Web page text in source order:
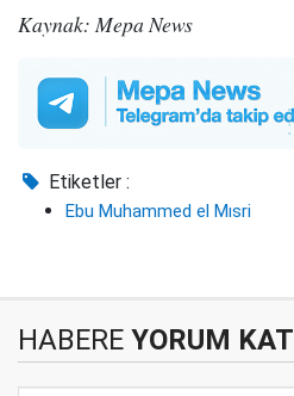
Kaynak: Mepa News
Etiketler :
Ebu Muhammed el Mısri
HABERE YORUM KAT